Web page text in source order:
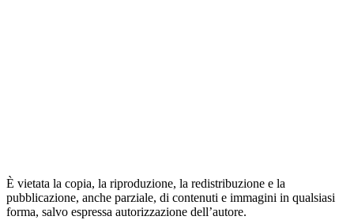
È vietata la copia, la riproduzione, la redistribuzione e la
pubblicazione, anche parziale, di contenuti e immagini in qualsiasi
forma, salvo espressa autorizzazione dell’autore.